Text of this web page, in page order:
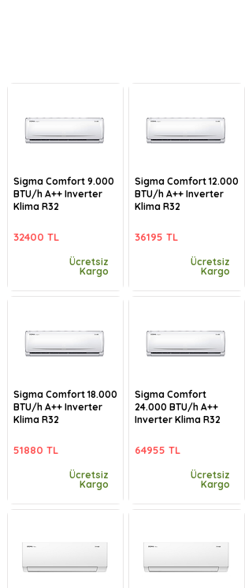
Sigma Comfort 9.000
BTU/h A++ Inverter
Klima R32
32400 TL
Ücretsiz
Kargo
Sigma Comfort 18.000
BTU/h A++ Inverter
Klima R32
51880 TL
Ücretsiz
Kargo
Sigma Comfort 12.000
BTU/h A++ Inverter
Klima R32
36195 TL
Ücretsiz
Kargo
Sigma Comfort
24.000 BTU/h A++
Inverter Klima R32
64955 TL
Ücretsiz
Kargo